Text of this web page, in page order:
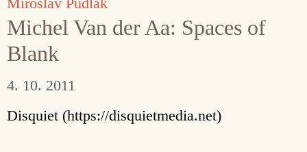
Michel Van der Aa: Spaces of
Blank
4. 10. 2011
Disquiet (https://disquietmedia.net)